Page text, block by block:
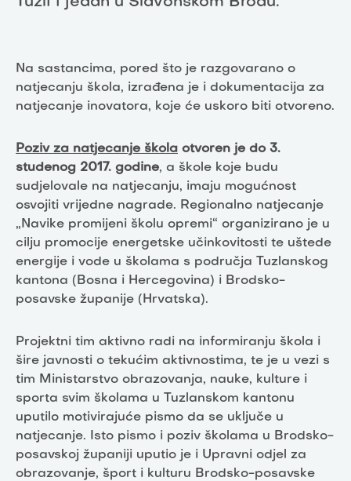
Na sastancima, pored što je razgovarano o
natjecanju škola, izrađena je i dokumentacija za
natjecanje inovatora, koje će uskoro biti otvoreno.
Poziv za natjecanje škola otvoren je do 3.
studenog 2017. godine, a škole koje budu
sudjelovale na natjecanju, imaju mogućnost
osvojiti vrijedne nagrade. Regionalno natjecanje
„Navike promijeni školu opremi“ organizirano je u
cilju promocije energetske učinkovitosti te uštede
energije i vode u školama s područja Tuzlanskog
kantona (Bosna i Hercegovina) i Brodsko-
posavske županije (Hrvatska).
Projektni tim aktivno radi na informiranju škola i
šire javnosti o tekućim aktivnostima, te je u vezi s
tim Ministarstvo obrazovanja, nauke, kulture i
sporta svim školama u Tuzlanskom kantonu
uputilo motivirajuće pismo da se uključe u
natjecanje. Isto pismo i poziv školama u Brodsko-
posavskoj županiji uputio je i Upravni odjel za
obrazovanje, šport i kulturu Brodsko-posavske